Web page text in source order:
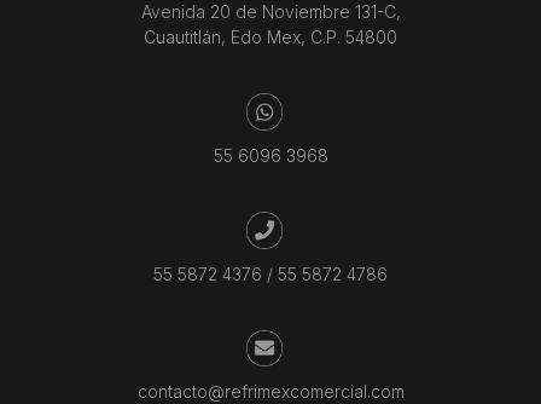
Avenida 20 de Noviembre 131-C,
Cuautitlán, Edo Mex, C.P. 54800
55 6096 3968
55 5872 4376 / 55 5872 4786
contacto@refrimexcomercial.com